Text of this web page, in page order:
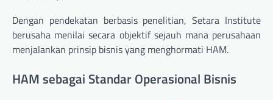
Dengan pendekatan berbasis penelitian, Setara Institute
berusaha menilai secara objektif sejauh mana perusahaan
menjalankan prinsip bisnis yang menghormati HAM.
HAM sebagai Standar Operasional Bisnis